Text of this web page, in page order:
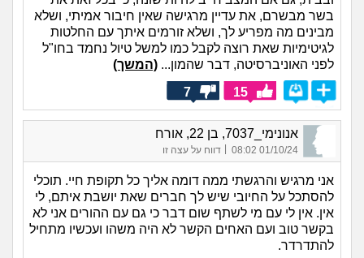
בשר מבשרם, את עדיין מרגישה שאין חיבור אמיתי, ושלא
מבינים מה מפריע לך, ושלא זורמים איתך עם החלטות
לגיטימיות שאת רוצה לקבל כמו למשל טיול נחמד בחו"ל
לפני האוניברסיטה, דבר שהמון... (המשך)
15
7
אנונימי_7037, בן 22, אורח
01/10/24 08:02
| דווח על עצה זו
אני מרגיש והרגשתי ממה דומה אליך כל תקופת חיי. תוכלי
להסתכל על החיובי שיש לך חברים שאת יושבת איתם, לי
אין. אין לי עם מי לשתף שום דבר כי גם עם ההורים אני לא
בקשר טוב ועם האחים הקשר לא היה משהו ועכשיו מתחיל
להתדרדר.